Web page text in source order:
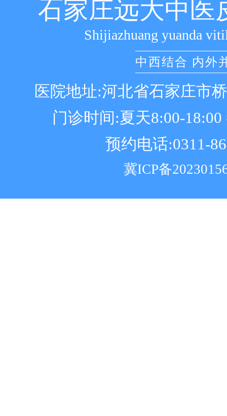
石家庄远大中医
Shijiazhuang yuanda
中西结合 内外
医院地址:河北省石家庄市
门诊时间:夏天8:00-18:00
预约电话:0311-
冀ICP备